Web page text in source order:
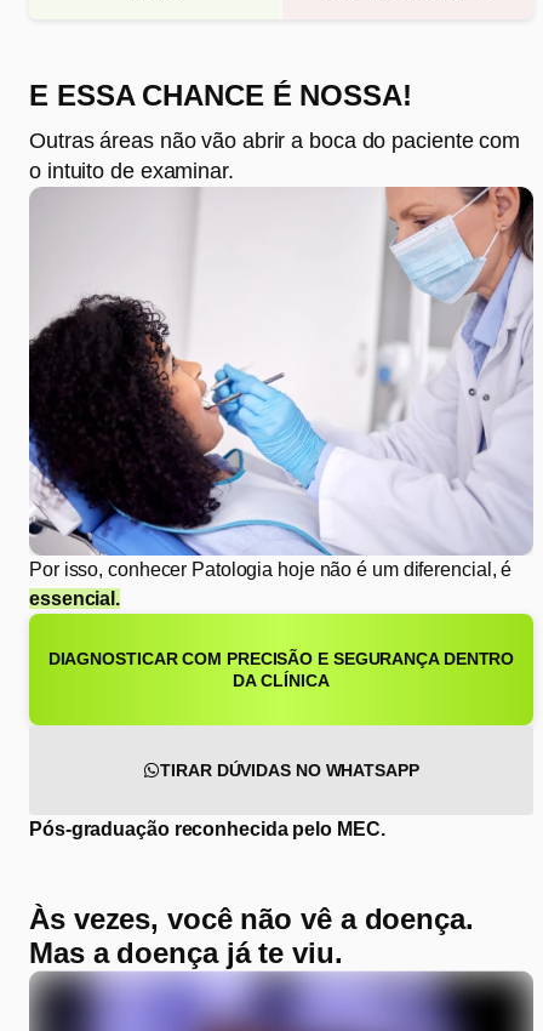
E ESSA CHANCE É NOSSA!
Outras áreas não vão abrir a boca do paciente com
o intuito de examinar.
Por isso, conhecer Patologia hoje não é um diferencial, é
essencial.
DIAGNOSTICAR COM PRECISÃO E SEGURANÇA DENTRO
DA CLÍNICA
TIRAR DÚVIDAS NO WHATSAPP
Pós-graduação reconhecida pelo MEC.
Às vezes, você não vê a doença.
Mas a doença já te viu.